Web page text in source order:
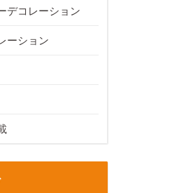
デコレーション
ーション